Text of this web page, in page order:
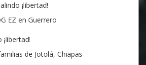
¡libertad!
EZ en Guerrero
de Jotolá, Chiapas